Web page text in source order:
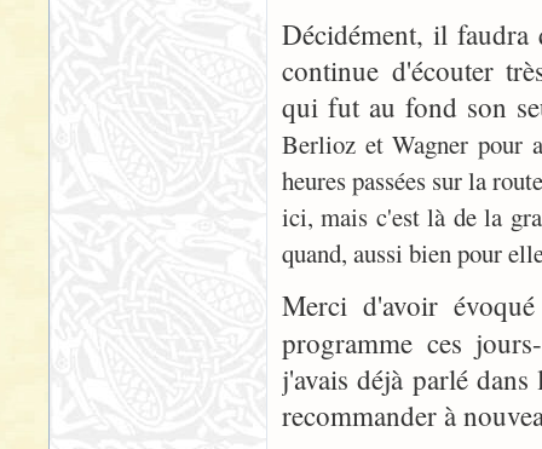
Décidément, il
continue d'écouter
qui fut au fond son
Berlioz et Wagner pour
heures passées sur la
ici, mais c'est là de la
quand, aussi bien pour
Merci d'avoir
programme ces
j'avais déjà parlé
recommander à